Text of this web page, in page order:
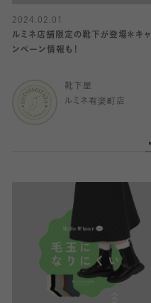
2024.02.01
ルミネ店舗限定の靴下が登場＊キャ
ンペーン情報も！
靴下屋
ルミネ有楽町店